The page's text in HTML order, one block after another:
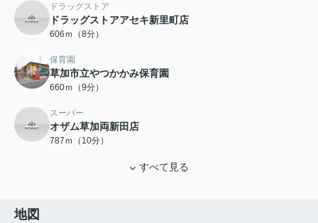
ドラッグストア
ドラッグストアアセキ新里町店
606ｍ（8分）
保育園
草加市立やつかかみ保育園
660ｍ（9分）
スーパー
オザム草加両新田店
787ｍ（10分）
すべて見る
地図